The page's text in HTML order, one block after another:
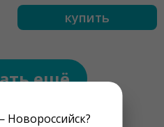
купить
ещё